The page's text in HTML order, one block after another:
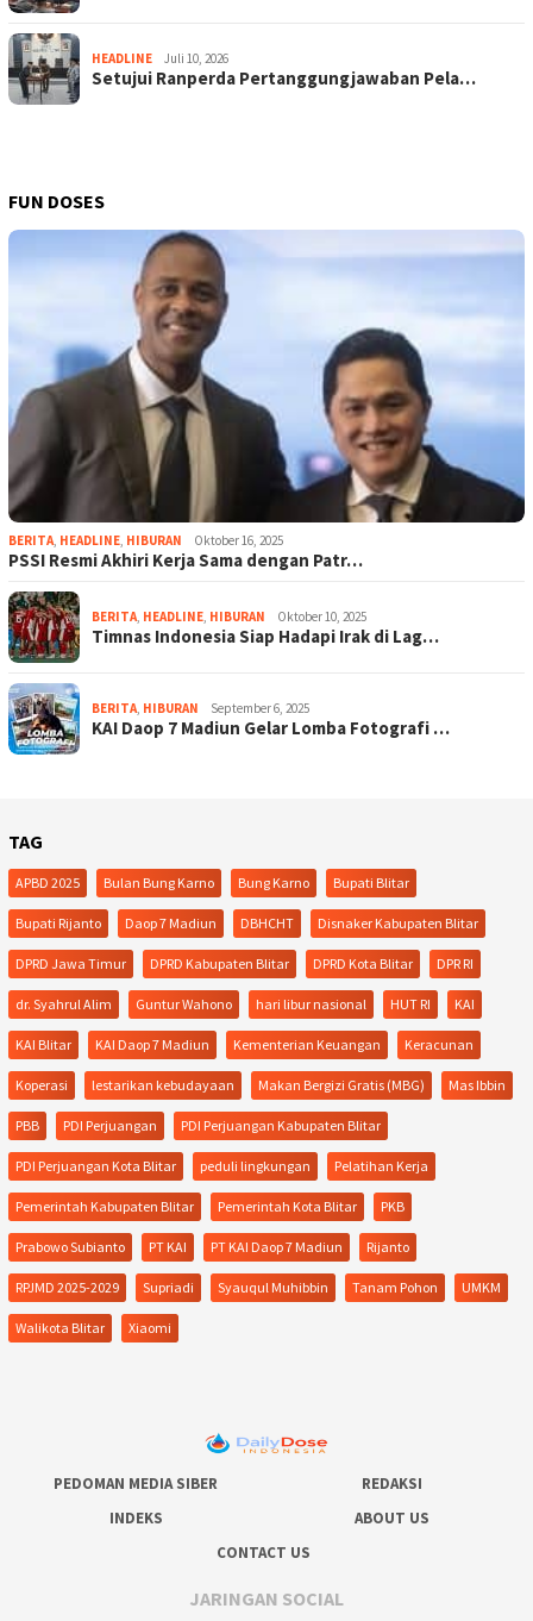
HEADLINE Juli 10, 2026
Setujui Ranperda Pertanggungjawaban Pela…
FUN DOSES
BERITA, HEADLINE, HIBURAN Oktober 16, 2025
PSSI Resmi Akhiri Kerja Sama dengan Patr…
BERITA, HEADLINE, HIBURAN Oktober 10, 2025
Timnas Indonesia Siap Hadapi Irak di Lag…
BERITA, HIBURAN September 6, 2025
KAI Daop 7 Madiun Gelar Lomba Fotografi …
TAG
APBD 2025 Bulan Bung Karno Bung Karno Bupati Blitar
Bupati Rijanto Daop 7 Madiun DBHCHT Disnaker Kabupaten Blitar
DPRD Jawa Timur DPRD Kabupaten Blitar DPRD Kota Blitar DPR RI
dr. Syahrul Alim Guntur Wahono hari libur nasional HUT RI KAI
KAI Blitar KAI Daop 7 Madiun Kementerian Keuangan Keracunan
Koperasi lestarikan kebudayaan Makan Bergizi Gratis (MBG) Mas Ibbin
PBB PDI Perjuangan PDI Perjuangan Kabupaten Blitar
PDI Perjuangan Kota Blitar peduli lingkungan Pelatihan Kerja
Pemerintah Kabupaten Blitar Pemerintah Kota Blitar PKB
Prabowo Subianto PT KAI PT KAI Daop 7 Madiun Rijanto
RPJMD 2025-2029 Supriadi Syauqul Muhibbin Tanam Pohon UMKM
Walikota Blitar Xiaomi
PEDOMAN MEDIA SIBER
REDAKSI
INDEKS
ABOUT US
CONTACT US
JARINGAN SOCIAL